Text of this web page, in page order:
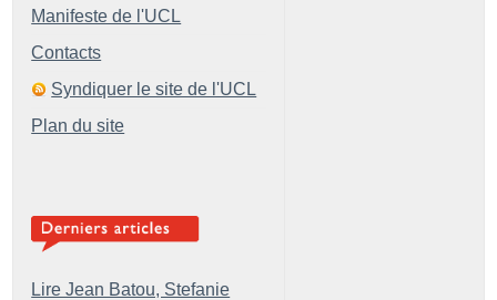
Manifeste de l'UCL
Contacts
Syndiquer le site de l'UCL
Plan du site
Lire Jean Batou, Stefanie